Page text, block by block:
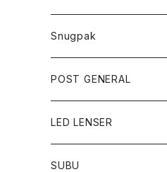
Snugpak
POST GENERAL
LED LENSER
SUBU